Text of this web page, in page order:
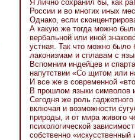
Я лично сохранил бы, как
России и во многих иных
Однако, если
А какую же тогда можно
вербальной или иной
устная. Так что можно было
лаконизмам и сплавам с
Вспомним индейцев и
напутствии «Со щитом или
И все же в современной
В прошлом языки символов
Сегодня же роль
включая и возможности
природы, и от мира живого
психологической
собственно «искусственный